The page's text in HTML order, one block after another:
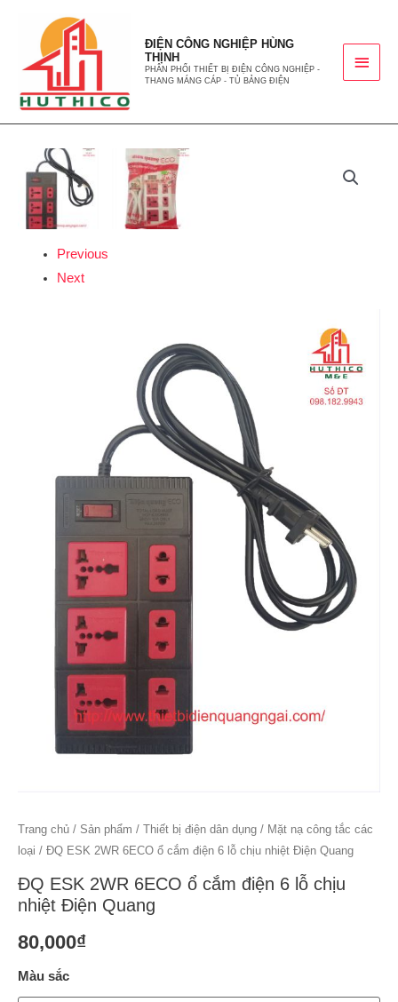
ĐIỆN CÔNG NGHIỆP HÙNG
THỊNH
PHÂN PHỐI THIẾT BỊ ĐIỆN CÔNG NGHIỆP -
THANG MÁNG CÁP - TỦ BẢNG ĐIỆN
Previous
Next
Trang chủ / Sản phẩm / Thiết bị điện dân dụng / Mặt nạ công tắc các
loại / ĐQ ESK 2WR 6ECO ổ cắm điện 6 lỗ chịu nhiệt Điện Quang
ĐQ ESK 2WR 6ECO ổ cắm điện 6 lỗ chịu
nhiệt Điện Quang
80,000₫
Màu sắc